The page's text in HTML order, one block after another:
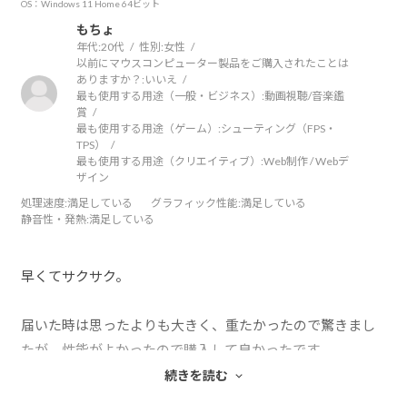
OS：Windows 11 Home 64ビット
もちょ
年代:20代 性別:女性
以前にマウスコンピューター製品をご購入されたことは
ありますか？: いいえ
最も使用する用途（一般・ビジネス）:動画視聴/音楽鑑
賞
最も使用する用途（ゲーム）:シューティング（FPS・
TPS）
最も使用する用途（クリエイティブ）:Web制作 / Webデ
ザイン
処理速度:満足している グラフィック性能:満足している
静音性・発熱:満足している
早くてサクサク。
届いた時は思ったよりも大きく、重たかったので驚きまし
たが、性能がよかったので購入して良かったです。
動きが早く、期待値以上の働きをしてくれます。
続きを読む